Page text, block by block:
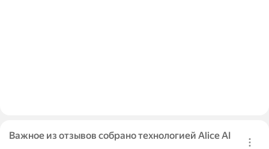
Важное из отзывов собрано технологией Alice AI